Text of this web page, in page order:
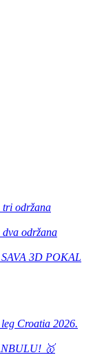
tri održana
održana
3D POKAL
Croatia 2026.
🥇